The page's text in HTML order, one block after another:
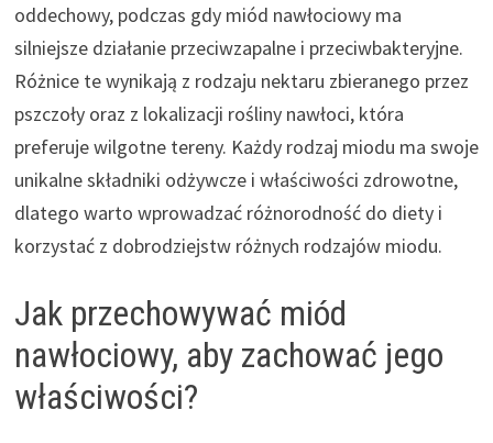
oddechowy, podczas gdy miód nawłociowy ma
silniejsze działanie przeciwzapalne i przeciwbakteryjne.
Różnice te wynikają z rodzaju nektaru zbieranego przez
pszczoły oraz z lokalizacji rośliny nawłoci, która
preferuje wilgotne tereny. Każdy rodzaj miodu ma swoje
unikalne składniki odżywcze i właściwości zdrowotne,
dlatego warto wprowadzać różnorodność do diety i
korzystać z dobrodziejstw różnych rodzajów miodu.
Jak przechowywać miód
nawłociowy, aby zachować jego
właściwości?